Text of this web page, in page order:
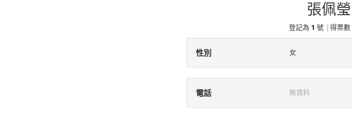
張佩瑩
登記為 1 號 得票數
性別 女
電話 無資料